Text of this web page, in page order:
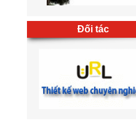
Đàm giai đoạn 1
Đối tác